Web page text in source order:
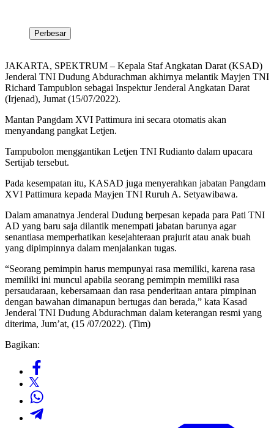
Perbesar
JAKARTA, SPEKTRUM – Kepala Staf Angkatan Darat (KSAD)
Jenderal TNI Dudung Abdurachman akhirnya melantik Mayjen TNI
Richard Tampublon sebagai Inspektur Jenderal Angkatan Darat
(Irjenad), Jumat (15/07/2022).
Mantan Pangdam XVI Pattimura ini secara otomatis akan
menyandang pangkat Letjen.
Tampubolon menggantikan Letjen TNI Rudianto dalam upacara
Sertijab tersebut.
Pada kesempatan itu, KASAD juga menyerahkan jabatan Pangdam
XVI Pattimura kepada Mayjen TNI Ruruh A. Setyawibawa.
Dalam amanatnya Jenderal Dudung berpesan kepada para Pati TNI
AD yang baru saja dilantik menempati jabatan barunya agar
senantiasa memperhatikan kesejahteraan prajurit atau anak buah
yang dipimpinnya dalam menjalankan tugas.
“Seorang pemimpin harus mempunyai rasa memiliki, karena rasa
memiliki ini muncul apabila seorang pemimpin memiliki rasa
persaudaraan, kebersamaan dan rasa penderitaan antara pimpinan
dengan bawahan dimanapun bertugas dan berada,” kata Kasad
Jenderal TNI Dudung Abdurachman dalam keterangan resmi yang
diterima, Jum’at, (15 /07/2022). (Tim)
Bagikan: